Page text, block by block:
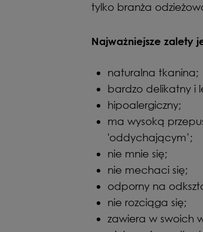
tylko branża
Najważniejsze zalety
naturalna tkanina;
bardzo delikatny i
hipoalergiczny;
ma wysoką
'oddychającym’;
nie mnie się;
nie mechaci się;
odporny na
nie rozciąga się;
zawiera w swoich